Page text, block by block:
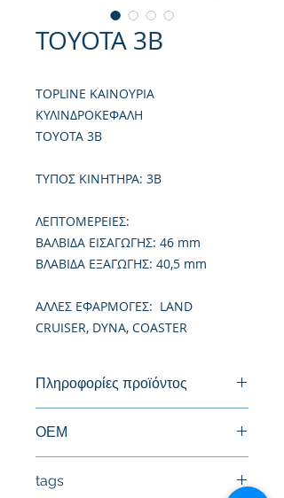
TOYOTA 3B
TOPLINE ΚΑΙΝΟΥΡΙΑ
ΚΥΛΙΝΔΡΟΚΕΦΑΛΗ
TOYOTA 3B
TΥΠΟΣ ΚΙΝΗΤΗΡΑ: 3B
ΛΕΠΤΟΜΕΡΕΙΕΣ:
ΒΑΛΒΙΔΑ ΕΙΣΑΓΩΓΗΣ: 46 mm
ΒΛΑΒΙΔΑ ΕΞΑΓΩΓΗΣ: 40,5 mm
ΑΛΛΕΣ ΕΦΑΡΜΟΓΕΣ: LAND
CRUISER, DYNA, COASTER
Πληροφορίες προϊόντος
ΟΕΜ
tags